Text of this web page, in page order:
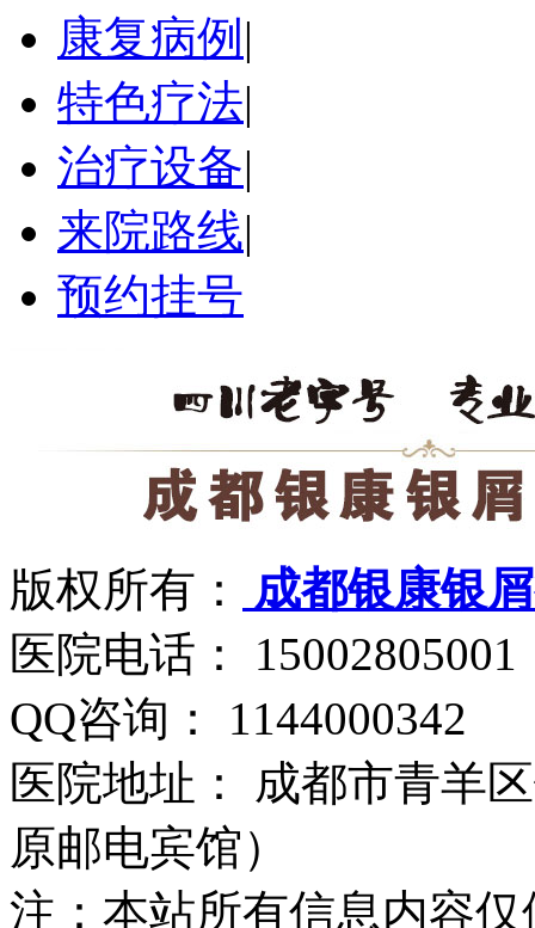
康复病例 |
特色疗法|
治疗设备|
来院路线|
预约挂号
版权所有：
成都银康银
医院电话： 15002805001
QQ咨询： 1144000342
医院地址： 成都市青羊
原邮电宾馆）
注：本站所有信息内容